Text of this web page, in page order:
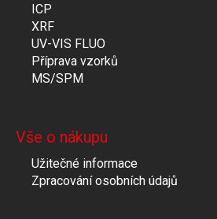
ICP
XRF
UV-VIS FLUO
Příprava vzorků
MS/SPM
Vše o nákupu
Užitečné informace
Zpracování osobních údajů